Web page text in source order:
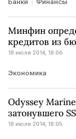
Минфин
кредитов из
18 июля 2014, 18:06
Экономика
Odyssey
затонувшего
18 июля 2014, 18:05